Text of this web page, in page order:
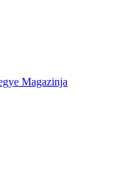
Magazinja